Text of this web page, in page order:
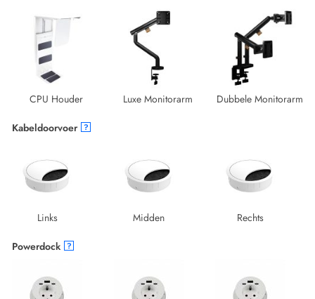
CPU Houder Luxe Monitorarm Dubbele Monitorarm
Kabeldoorvoer ?
Links Midden Rechts
Powerdock ?